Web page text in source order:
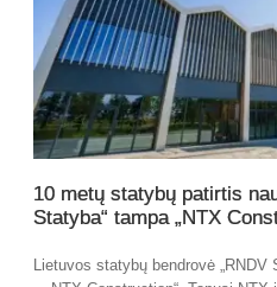
10 metų statybų patirtis
Statyba“ tampa „NTX
Lietuvos statybų bendrovė